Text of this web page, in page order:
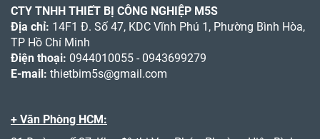
CTY TNHH THIẾT BỊ CÔNG NGHIỆP M5S
Địa chỉ: 14F1 Đ. Số 47, KDC Vĩnh Phú 1, Phường Bình Hòa,
TP Hồ Chí Minh
Điện thoại: 0944010055 - 0943699279
E-mail: thietbim5s@gmail.com
+ Văn Phòng HCM: